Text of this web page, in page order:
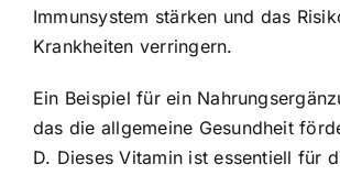
Immunsystem stärken und das
Krankheiten verringern.
Ein Beispiel für ein
das die allgemeine Gesundheit
D. Dieses Vitamin ist essentiell für